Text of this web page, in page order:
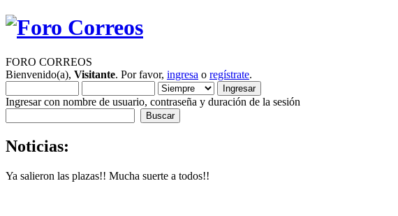
FORO CORREOS
Bienvenido(a), Visitante. Por favor, ingresa o regístrate.
Ingresar con nombre de usuario, contraseña y duración de la sesión
Noticias:
Ya salieron las plazas!! Mucha suerte a todos!!